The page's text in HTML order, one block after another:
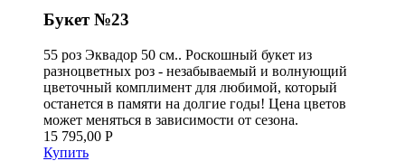
Букет №23
55 роз Эквадор 50 см.. Роскошный букет из
разноцветных роз - незабываемый и волнующий
цветочный комплимент для любимой, который
останется в памяти на долгие годы! Цена цветов
может меняться в зависимости от сезона.
15 795,00 Р
Купить